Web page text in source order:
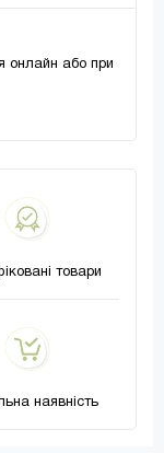
онлайн або при
товари
наявність